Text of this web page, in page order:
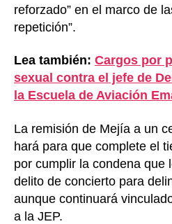
reforzado” en el marco de
repetición”.
Lea también: Cargos por
sexual contra el jefe de
la Escuela de Aviación
La remisión de Mejía a un
hará para que complete el
por cumplir la condena que
delito de concierto para
aunque continuará
a la JEP.